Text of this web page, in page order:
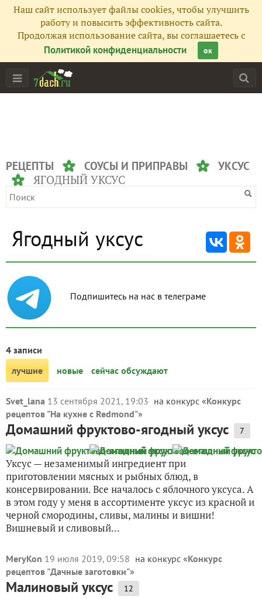
Наш сайт использует файлы cookies, чтобы улучшить
работу и повысить эффективность сайта.
Продолжая использование сайта, вы соглашаетесь с
Политикой конфиденциальности
ок
РЕЦЕПТЫ СОУСЫ И ПРИПРАВЫ УКСУС
ЯГОДНЫЙ УКСУС
Ягодный уксус
Подпишитесь на нас в телеграме
4 записи
лучшие
новые сейчас обсуждают
Svet_lana 13 сентября 2021, 19:03 на конкурс «Конкурс
рецептов "На кухне с Redmond"»
Домашний фруктово-ягодный уксус 7
Уксус — незаменимый ингредиент при
приготовлении мясных и рыбных блюд, в
консервировании. Все началось с яблочного уксуса. А
в этом году у меня в ассортименте уксус из красной и
черной смородины, сливы, малины и вишни!
Вишневый и сливовый...
MeryKon 19 июля 2019, 09:58 на конкурс «Конкурс
рецептов "Дачные заготовки"»
Малиновый уксус 12